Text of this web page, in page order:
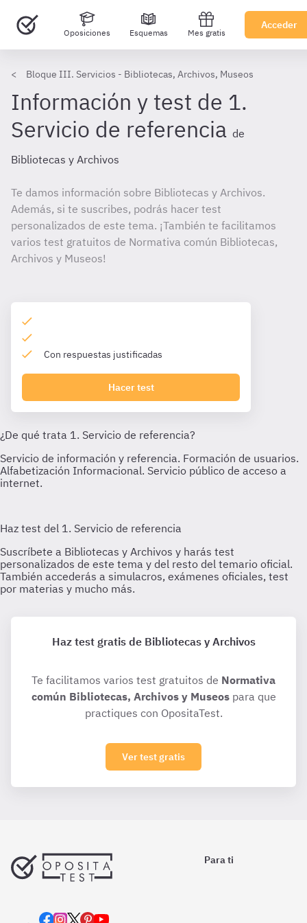
Oposiciones Esquemas Mes gratis
Acceder
Bloque III. Servicios - Bibliotecas, Archivos, Museos
Información y test de 1.
Servicio de referencia de
Bibliotecas y Archivos
Te damos información sobre Bibliotecas y Archivos.
Además, si te suscribes, podrás hacer test
personalizados de este tema. ¡También te facilitamos
varios test gratuitos de Normativa común Bibliotecas,
Archivos y Museos!
Con respuestas justificadas
Hacer test
Haz test gratis de Bibliotecas y Archivos
Te facilitamos varios test gratuitos de Normativa
común Bibliotecas, Archivos y Museospara que
practiques con OpositaTest.
Ver test gratis
Para ti